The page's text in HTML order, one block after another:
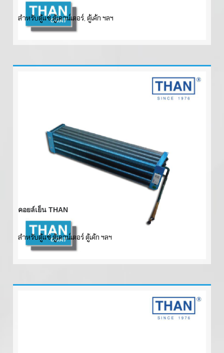
สำหรับตู้แช่,ตู้เคาน์เตอร์, ตู้เค้ก ฯลฯ
คอยล์เย็น THAN
สำหรับตู้แช่ ตู้เคาน์เตอร์ ตู้เค้ก ฯลฯ